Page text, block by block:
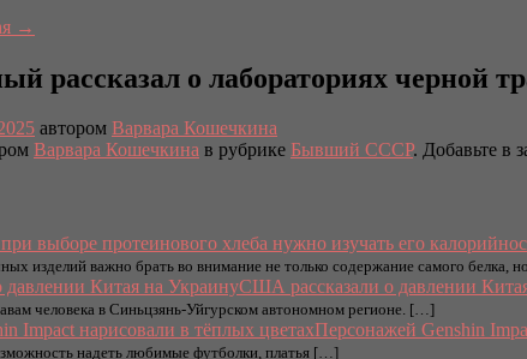
→
рассказал о лабораториях черной
автором Варвара Кошечкина
Варвара Кошечкина в рубрике Бывший СССР. Добавьте в
изделий важно брать во внимание не только содержание самого белка,
США рассказали о давлении
человека в Синьцзянь-Уйгурском автономном регионе. […]
Персонажей Genshin
надеть любимые футболки, платья […]